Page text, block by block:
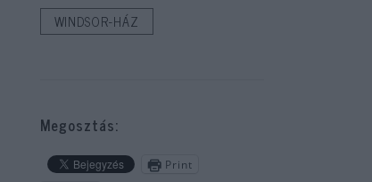
WINDSOR-HÁZ
Megosztás:
Print